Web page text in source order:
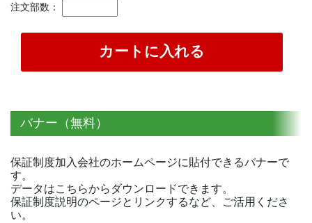
注文部数：
バナー（無料）
保証制度加入会社のホームページに貼付できるバナーで
す。
データはこちらからダウンロードできます。
保証制度説明のページとリンクするなど、ご活用くださ
い。